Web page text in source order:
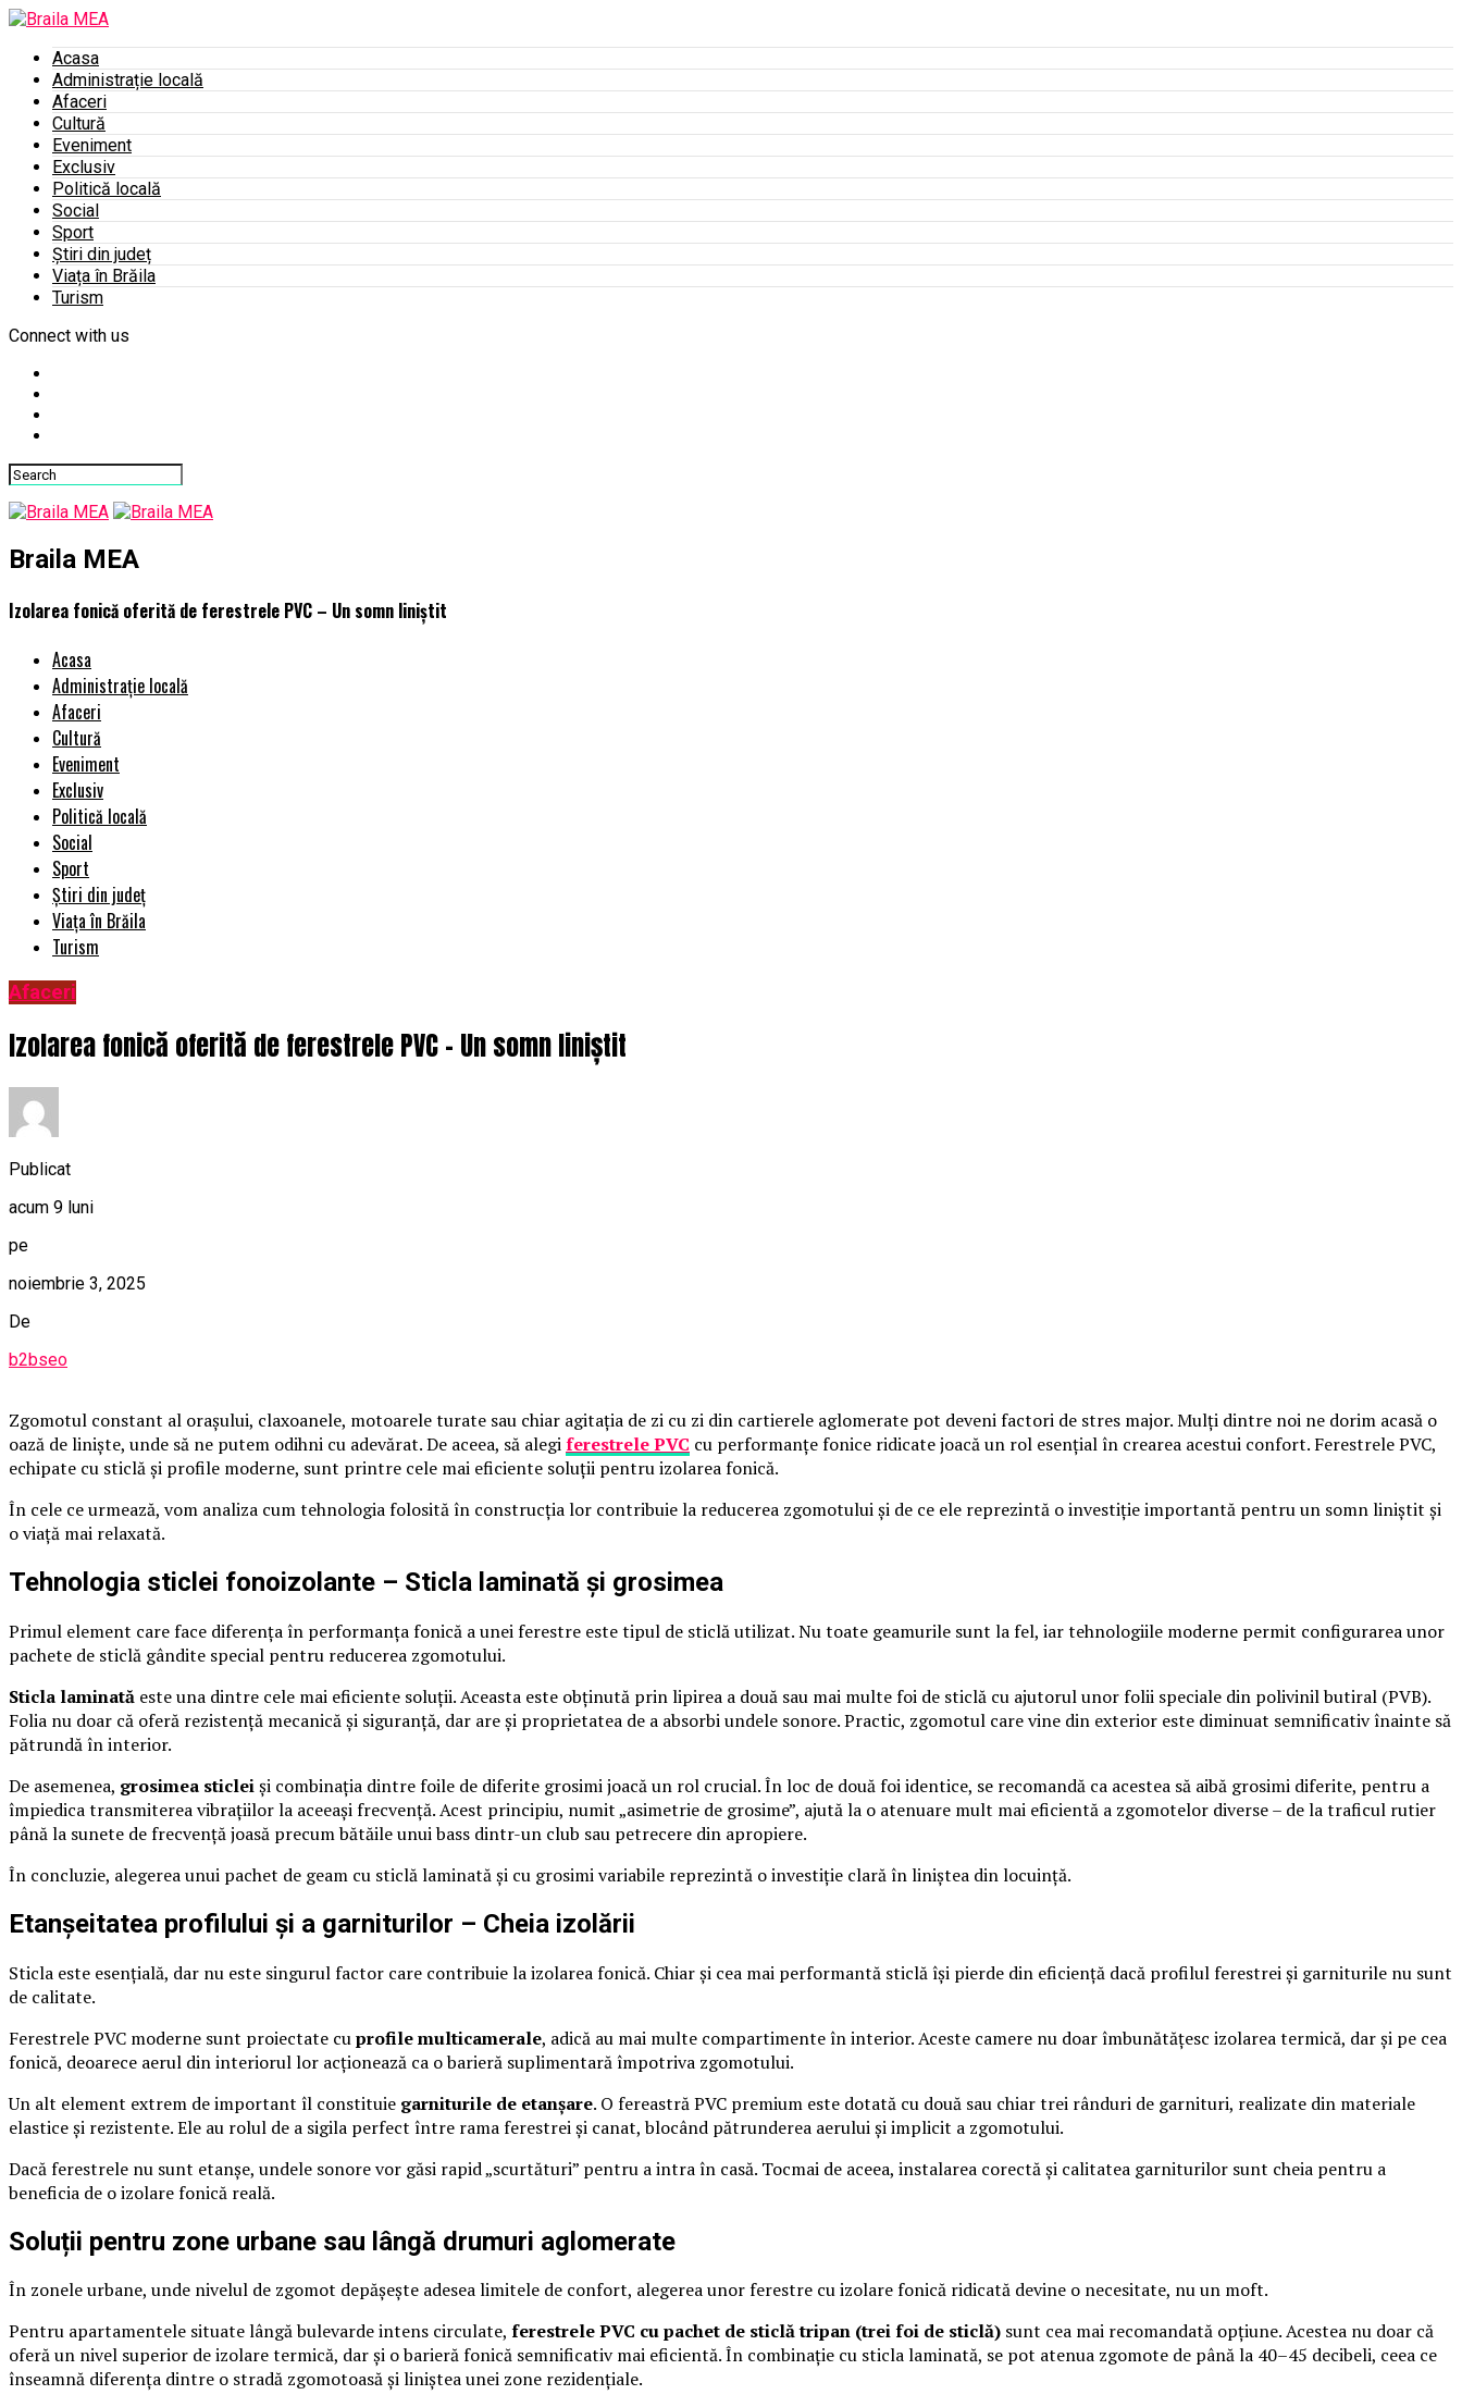
Acasa
Administrație locală
Afaceri
Cultură
Eveniment
Exclusiv
Politică locală
Social
Sport
Știri din județ
Viața în Brăila
Turism
Connect with us
Braila MEA
Izolarea fonică oferită de ferestrele PVC – Un somn liniștit
Acasa
Administrație locală
Afaceri
Cultură
Eveniment
Exclusiv
Politică locală
Social
Sport
Știri din județ
Viața în Brăila
Turism
Afaceri
Izolarea fonică oferită de ferestrele PVC – Un somn liniștit
Publicat
acum 9 luni
pe
noiembrie 3, 2025
De
b2bseo
Zgomotul constant al orașului, claxoanele, motoarele turate sau chiar agitația de zi cu zi din cartierele aglomerate pot deveni factori de stres major. Mulți dintre noi ne dorim acasă o
oază de liniște, unde să ne putem odihni cu adevărat. De aceea, să alegiferestrele PVC cu performanțe fonice ridicate joacă un rol esențial în crearea acestui confort. Ferestrele PVC,
echipate cu sticlă și profile moderne, sunt printre cele mai eficiente soluții pentru izolarea fonică.
În cele ce urmează, vom analiza cum tehnologia folosită în construcția lor contribuie la reducerea zgomotului și de ce ele reprezintă o investiție importantă pentru un somn liniștit și
o viață mai relaxată.
Tehnologia sticlei fonoizolante – Sticla laminată și grosimea
Primul element care face diferența în performanța fonică a unei ferestre este tipul de sticlă utilizat. Nu toate geamurile sunt la fel, iar tehnologiile moderne permit configurarea unor
pachete de sticlă gândite special pentru reducerea zgomotului.
Sticla laminată este una dintre cele mai eficiente soluții. Aceasta este obținută prin lipirea a două sau mai multe foi de sticlă cu ajutorul unor folii speciale din polivinil butiral (PVB).
Folia nu doar că oferă rezistență mecanică și siguranță, dar are și proprietatea de a absorbi undele sonore. Practic, zgomotul care vine din exterior este diminuat semnificativ înainte să
pătrundă în interior.
De asemenea, grosimea sticleiși combinația dintre foile de diferite grosimi joacă un rol crucial. În loc de două foi identice, se recomandă ca acestea să aibă grosimi diferite, pentru a
împiedica transmiterea vibrațiilor la aceeași frecvență. Acest principiu, numit „asimetrie de grosime”, ajută la o atenuare mult mai eficientă a zgomotelor diverse – de la traficul rutier
până la sunete de frecvență joasă precum bătăile unui bass dintr-un club sau petrecere din apropiere.
În concluzie, alegerea unui pachet de geam cu sticlă laminată și cu grosimi variabile reprezintă o investiție clară în liniștea din locuință.
Etanșeitatea profilului și a garniturilor – Cheia izolării
Sticla este esențială, dar nu este singurul factor care contribuie la izolarea fonică. Chiar și cea mai performantă sticlă își pierde din eficiență dacă profilul ferestrei și garniturile nu sunt
de calitate.
Ferestrele PVC moderne sunt proiectate cuprofile multicamerale, adică au mai multe compartimente în interior. Aceste camere nu doar îmbunătățesc izolarea termică, dar și pe cea
fonică, deoarece aerul din interiorul lor acționează ca o barieră suplimentară împotriva zgomotului.
Un alt element extrem de important îl constituie garniturile de etanșare. O fereastră PVC premium este dotată cu două sau chiar trei rânduri de garnituri, realizate din materiale
elastice și rezistente. Ele au rolul de a sigila perfect între rama ferestrei și canat, blocând pătrunderea aerului și implicit a zgomotului.
Dacă ferestrele nu sunt etanșe, undele sonore vor găsi rapid „scurtături” pentru a intra în casă. Tocmai de aceea, instalarea corectă și calitatea garniturilor sunt cheia pentru a
beneficia de o izolare fonică reală.
Soluții pentru zone urbane sau lângă drumuri aglomerate
În zonele urbane, unde nivelul de zgomot depășește adesea limitele de confort, alegerea unor ferestre cu izolare fonică ridicată devine o necesitate, nu un moft.
Pentru apartamentele situate lângă bulevarde intens circulate, ferestrele PVC cu pachet de sticlă tripan (trei foi de sticlă) sunt cea mai recomandată opțiune. Acestea nu doar că
oferă un nivel superior de izolare termică, dar și o barieră fonică semnificativ mai eficientă. În combinație cu sticla laminată, se pot atenua zgomote de până la 40–45 decibeli, ceea ce
înseamnă diferența dintre o stradă zgomotoasă și liniștea unei zone rezidențiale.